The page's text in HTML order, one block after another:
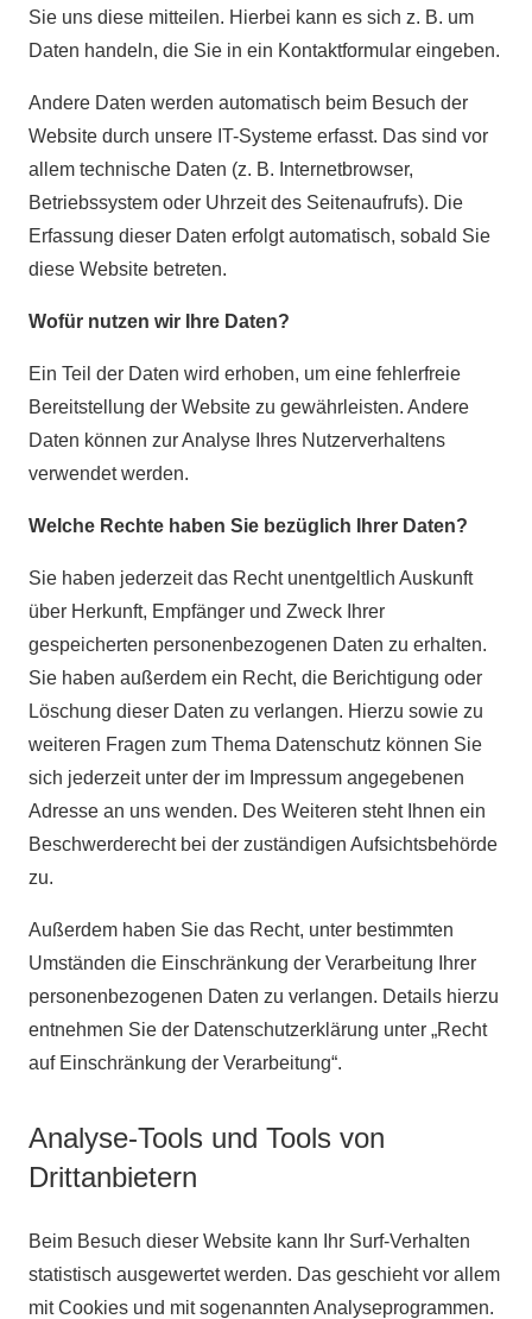
Sie uns diese mitteilen. Hierbei kann es sich z. B. um
Daten handeln, die Sie in ein Kontaktformular eingeben.
Andere Daten werden automatisch beim Besuch der
Website durch unsere IT-Systeme erfasst. Das sind vor
allem technische Daten (z. B. Internetbrowser,
Betriebssystem oder Uhrzeit des Seitenaufrufs). Die
Erfassung dieser Daten erfolgt automatisch, sobald Sie
diese Website betreten.
Wofür nutzen wir Ihre Daten?
Ein Teil der Daten wird erhoben, um eine fehlerfreie
Bereitstellung der Website zu gewährleisten. Andere
Daten können zur Analyse Ihres Nutzerverhaltens
verwendet werden.
Welche Rechte haben Sie bezüglich Ihrer Daten?
Sie haben jederzeit das Recht unentgeltlich Auskunft
über Herkunft, Empfänger und Zweck Ihrer
gespeicherten personenbezogenen Daten zu erhalten.
Sie haben außerdem ein Recht, die Berichtigung oder
Löschung dieser Daten zu verlangen. Hierzu sowie zu
weiteren Fragen zum Thema Datenschutz können Sie
sich jederzeit unter der im Impressum angegebenen
Adresse an uns wenden. Des Weiteren steht Ihnen ein
Beschwerderecht bei der zuständigen Aufsichtsbehörde
zu.
Außerdem haben Sie das Recht, unter bestimmten
Umständen die Einschränkung der Verarbeitung Ihrer
personenbezogenen Daten zu verlangen. Details hierzu
entnehmen Sie der Datenschutzerklärung unter „Recht
auf Einschränkung der Verarbeitung“.
Analyse-Tools und Tools von
Drittanbietern
Beim Besuch dieser Website kann Ihr Surf-Verhalten
statistisch ausgewertet werden. Das geschieht vor allem
mit Cookies und mit sogenannten Analyseprogrammen.